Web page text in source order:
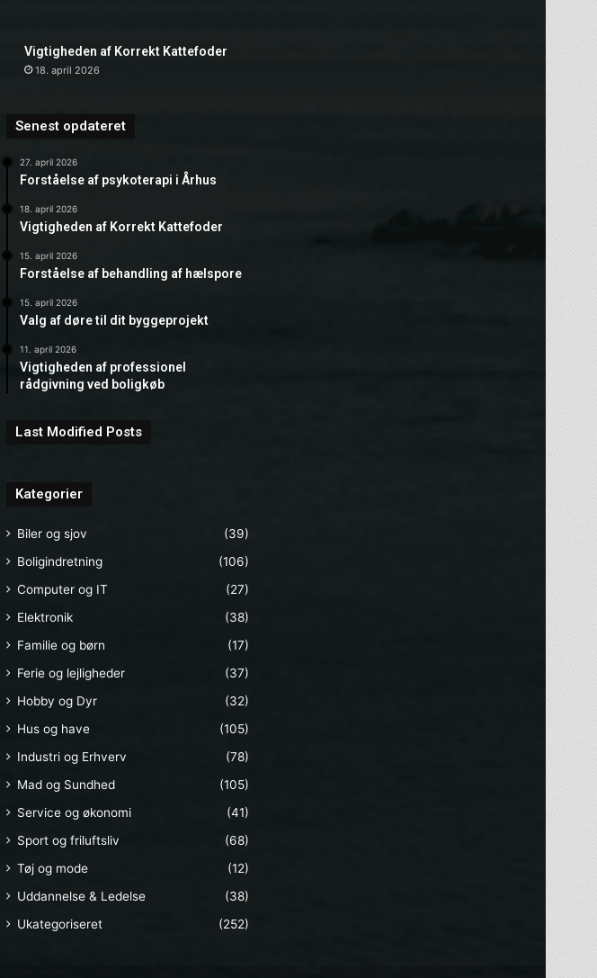
Vigtigheden af Korrekt Kattefoder
18. april 2026
Senest opdateret
27. april 2026
Forståelse af psykoterapi i Århus
18. april 2026
Vigtigheden af Korrekt Kattefoder
15. april 2026
Forståelse af behandling af hælspore
15. april 2026
Valg af døre til dit byggeprojekt
11. april 2026
Vigtigheden af professionel
rådgivning ved boligkøb
Last Modified Posts
Kategorier
Biler og sjov
(39)
Boligindretning
(106)
Computer og IT
(27)
Elektronik
(38)
Familie og børn
(17)
Ferie og lejligheder
(37)
Hobby og Dyr
(32)
Hus og have
(105)
Industri og Erhverv
(78)
Mad og Sundhed
(105)
Service og økonomi
(41)
Sport og friluftsliv
(68)
Tøj og mode
(12)
Uddannelse & Ledelse
(38)
Ukategoriseret
(252)